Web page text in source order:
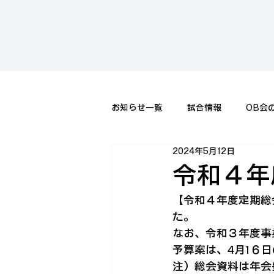
お知らせ一覧 試合情報 OB会
令和４
2024年5月12日
【令和４年度定期
た。
なお、令和３年度
予算案は、4月1６
注）総会資料は年